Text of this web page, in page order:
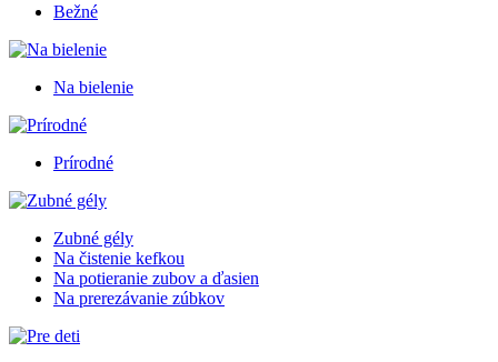
Bežné
Na bielenie
Prírodné
Zubné gély
Na čistenie kefkou
Na potieranie zubov a ďasien
Na prerezávanie zúbkov